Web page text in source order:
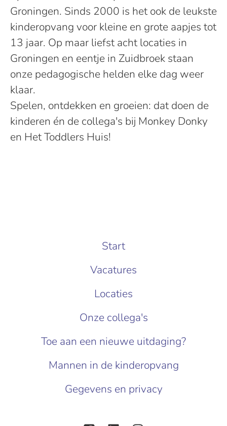
Groningen. Sinds 2000 is het ook de leukste
kinderopvang voor kleine en grote aapjes tot
13 jaar. Op maar liefst acht locaties in
Groningen en eentje in Zuidbroek staan
onze pedagogische helden elke dag weer
klaar.
Spelen, ontdekken en groeien: dat doen de
kinderen én de collega's bij Monkey Donky
en Het Toddlers Huis!
Start
Vacatures
Locaties
Onze collega's
Toe aan een nieuwe uitdaging?
Mannen in de kinderopvang
Gegevens en privacy